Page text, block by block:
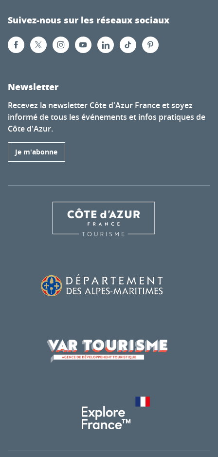
Suivez-nous sur les réseaux sociaux
Newsletter
Recevez la newsletter Côte d'Azur France et soyez
informé de tous les événements et infos pratiques de
Côte d'Azur.
Je m'abonne